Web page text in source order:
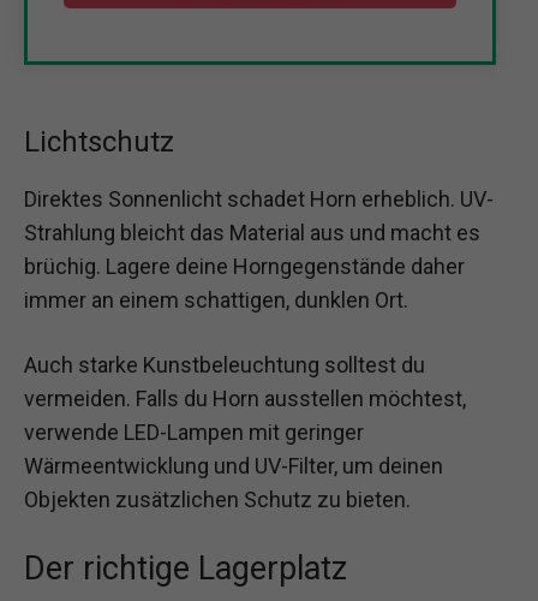
Lichtschutz
Direktes Sonnenlicht schadet Horn erheblich. UV-
Strahlung bleicht das Material aus und macht es
brüchig. Lagere deine Horngegenstände daher
immer an einem schattigen, dunklen Ort.
Auch starke Kunstbeleuchtung solltest du
vermeiden. Falls du Horn ausstellen möchtest,
verwende LED-Lampen mit geringer
Wärmeentwicklung und UV-Filter, um deinen
Objekten zusätzlichen Schutz zu bieten.
Der richtige Lagerplatz